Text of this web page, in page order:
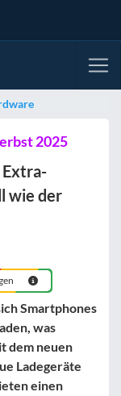
2025
wie der
Smartphones
was
dem neuen
Ladegeräte
einen